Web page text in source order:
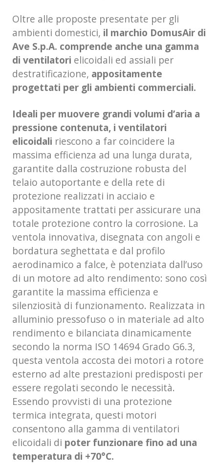
Oltre alle proposte presentate per gli
ambienti domestici, il marchio DomusAir di
Ave S.p.A. comprende anche una gamma
di ventilatori elicoidali ed assiali per
destratificazione, appositamente
progettati per gli ambienti commerciali.
Ideali per muovere grandi volumi d’aria a
pressione contenuta, i ventilatori
elicoidali riescono a far coincidere la
massima efficienza ad una lunga durata,
garantite dalla costruzione robusta del
telaio autoportante e della rete di
protezione realizzati in acciaio e
appositamente trattati per assicurare una
totale protezione contro la corrosione. La
ventola innovativa, disegnata con angoli e
bordatura seghettata e dal profilo
aerodinamico a falce, è potenziata dall’uso
di un motore ad alto rendimento: sono così
garantite la massima efficienza e
silenziosità di funzionamento. Realizzata in
alluminio pressofuso o in materiale ad alto
rendimento e bilanciata dinamicamente
secondo la norma ISO 14694 Grado G6.3,
questa ventola accosta dei motori a rotore
esterno ad alte prestazioni predisposti per
essere regolati secondo le necessità.
Essendo provvisti di una protezione
termica integrata, questi motori
consentono alla gamma di ventilatori
elicoidali di poter funzionare fino ad una
temperatura di +70°C.